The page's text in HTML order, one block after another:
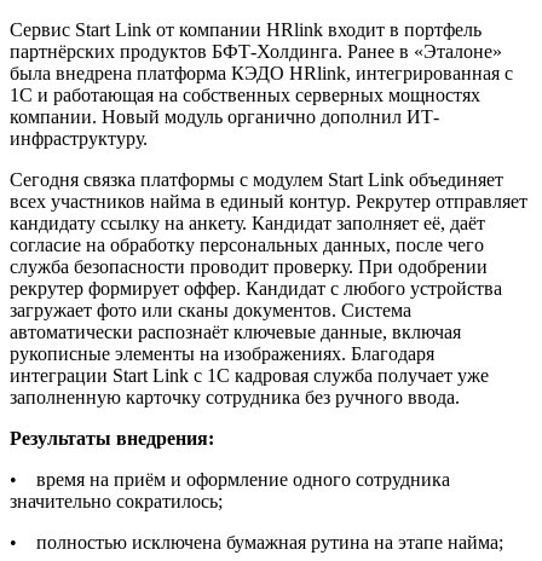
Сервис Start Link от компании HRlink входит в портфель
партнёрских продуктов БФТ-Холдинга. Ранее в «Эталоне»
была внедрена платформа КЭДО HRlink, интегрированная с
1С и работающая на собственных серверных мощностях
компании. Новый модуль органично дополнил ИТ-
инфраструктуру.
Сегодня связка платформы с модулем Start Link объединяет
всех участников найма в единый контур. Рекрутер отправляет
кандидату ссылку на анкету. Кандидат заполняет её, даёт
согласие на обработку персональных данных, после чего
служба безопасности проводит проверку. При одобрении
рекрутер формирует оффер. Кандидат с любого устройства
загружает фото или сканы документов. Система
автоматически распознаёт ключевые данные, включая
рукописные элементы на изображениях. Благодаря
интеграции Start Link с 1С кадровая служба получает уже
заполненную карточку сотрудника без ручного ввода.
Результаты внедрения:
•
время на приём и оформление одного сотрудника
значительно сократилось;
•
полностью исключена бумажная рутина на этапе найма;